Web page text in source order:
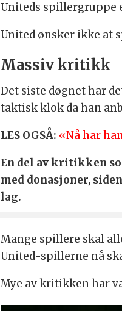
Uniteds spillergruppe
United ønsker ikke at
Massiv kritikk
Det siste døgnet har
taktisk klok da han
LES OGSÅ: «Nå har
En del av kritikken
med donasjoner,
lag.
Mange spillere skal
United-spillerne nå
Mye av kritikken har